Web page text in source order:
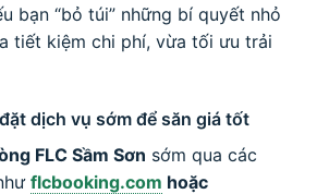
bạn “bỏ túi” những bí quyết nhỏ
tiết kiệm chi phí, vừa tối ưu trải
dịch vụ sớm để săn giá tốt
FLC Sầm Sơn sớm qua các
flcbooking.com hoặc